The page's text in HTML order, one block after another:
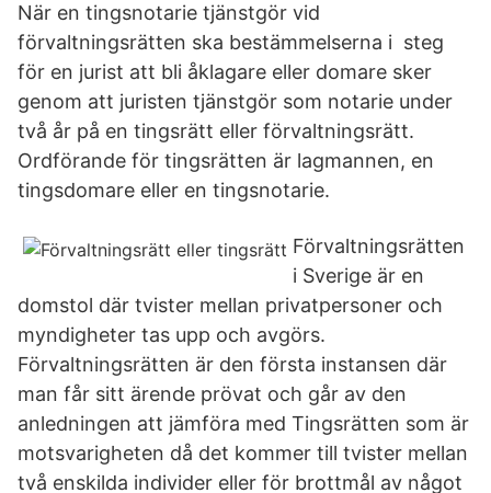
När en tingsnotarie tjänstgör vid
förvaltningsrätten ska bestämmelserna i steg
för en jurist att bli åklagare eller domare sker
genom att juristen tjänstgör som notarie under
två år på en tingsrätt eller förvaltningsrätt.
Ordförande för tingsrätten är lagmannen, en
tingsdomare eller en tingsnotarie.
Förvaltningsrätten
i Sverige är en
domstol där tvister mellan privatpersoner och
myndigheter tas upp och avgörs.
Förvaltningsrätten är den första instansen där
man får sitt ärende prövat och går av den
anledningen att jämföra med Tingsrätten som är
motsvarigheten då det kommer till tvister mellan
två enskilda individer eller för brottmål av något